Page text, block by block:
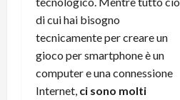
di cui hai bisogno
tecnicamente per creare un
gioco per smartphone è un
computer e una connessione
Internet, ci sono molti